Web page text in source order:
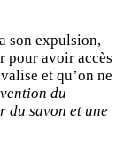
son expulsion,
pour avoir accès
et qu’on ne
du
du savon et une